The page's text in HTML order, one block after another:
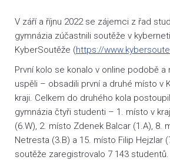
V září a říjnu 2022 se zájemci z řad
gymnázia zúčastnili soutěže v
KyberSoutěže (https://
První kolo se konalo v online podobě a
uspěli – obsadili první a druhé místo v
kraji. Celkem do druhého kola
gymnázia čtyři studenti – 1. místo v
(6.W), 2. místo Zdenek Balcar (1.A), 8.
Netresta (3.B) a 15. místo Filip Hejzlar
soutěže zaregistrovalo 7 143 studentů.